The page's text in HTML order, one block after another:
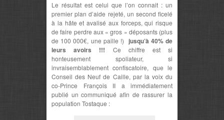
Le résultat est celui que l’on connait : un
premier plan d’aide rejeté, un second ficelé
à la hâte et avalisé aux forceps, qui risque
de faire perdre aux « gros » déposants (plus
de 100 000€, une paille !) jusqu’à 40% de
leurs avoirs !!! Ce chiffre est si
honteusement spoliateur, si
invraisemblablement confiscatoire, que le
Conseil des Neuf de Caille, par la voix du
co-Prince François II a immédiatement
publié un communiqué afin de rassurer la
population Tostaque :